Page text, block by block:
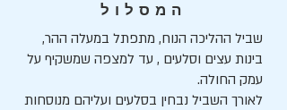
המסלול
שביל ההליכה הנוח, מתפתל במעלה ההר,
בינות עצים וסלעים , עד למצפה שמשקיף על
עמק החולה.
לאורך השביל נבחין בסלעים ועליהם מנוסחות